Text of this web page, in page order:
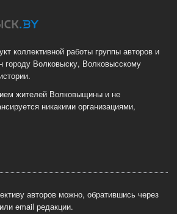
коллективной работы группы авторов и
городу Волковыску, Волковысскому
жителей Волковыщины и не
никакими организациями,
авторов можно, обратившись через
email редакции.